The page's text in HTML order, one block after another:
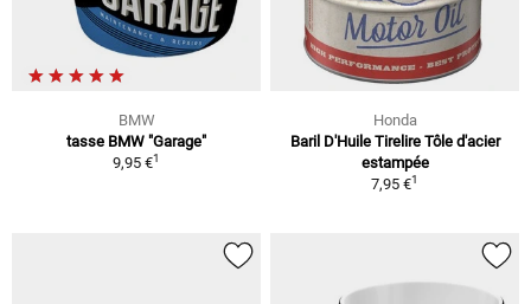
BMW
tasse BMW "Garage"
9,95 €1
Honda
Baril D'Huile Tirelire Tôle d'acier
estampée
7,95 €1